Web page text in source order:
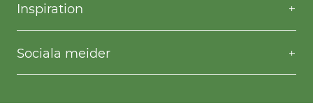
Frågor & svar
Frakt & returer
Köpvillkor
Inspiration
Willpower
Recept
Gå ner i vikt
Sociala meider
Facebook